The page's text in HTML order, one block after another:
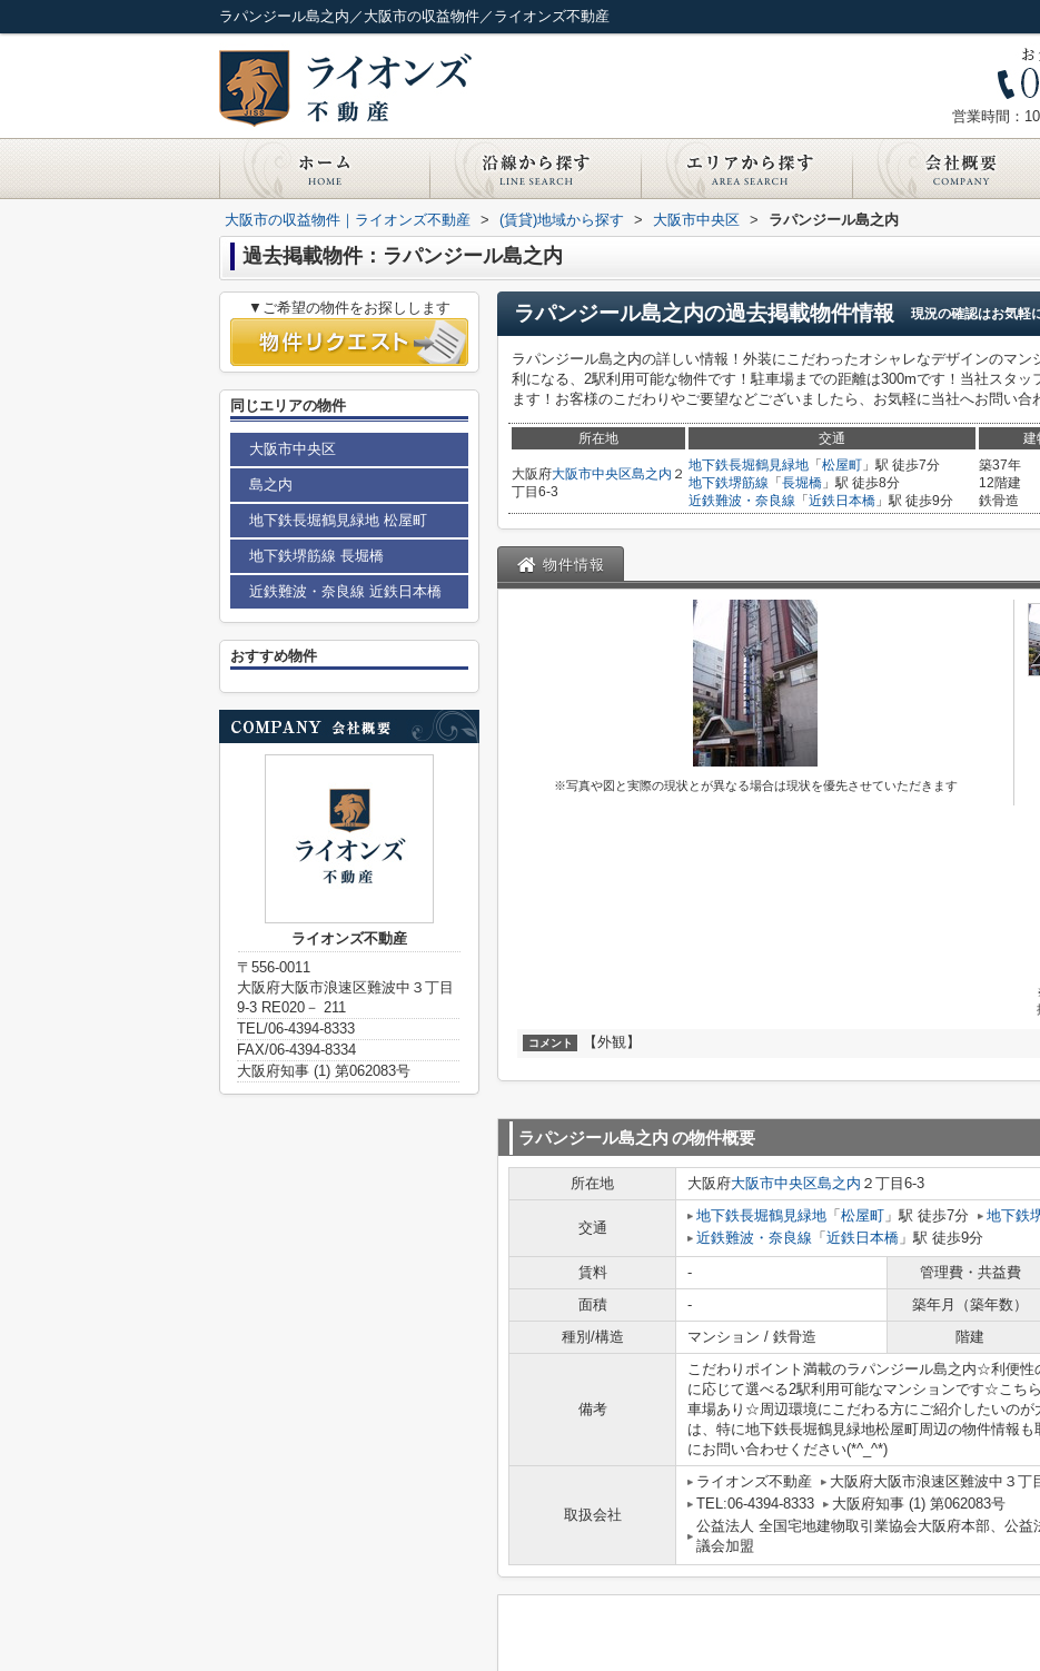
ラパンジール島之内／大阪市の収益物件／ライオンズ不動産
営業時間：
大阪市の収益物件｜ライオンズ不動産 > (賃貸)地域から探す > 大阪市中央区 > ラパンジール島之内
過去掲載物件：ラパンジール島之内
ラパンジール島之内の過去掲載物件情報 現況の確認はお気軽
ラパンジール島之内の詳しい情報！外装にこだわったオシャレなデザインのマン
利になる、2駅利用可能な物件です！駐車場までの距離は300mです！当社スタッ
ます！お客様のこだわりやご要望などございましたら、お気軽に当社へお問い合
所在地 交通 建
大阪府大阪市中央区島之内 ２
丁目6-3
地下鉄長堀鶴見緑地 「 松屋町 」駅 徒歩7分
地下鉄堺筋線 「 長堀橋 」駅 徒歩8分
近鉄難波・奈良線 「 近鉄日本橋 」駅 徒歩9分
築37年
12階建
鉄骨造
物件情報
※写真や図と実際の現状とが異なる場合は現状を優先させていただきます
コメント 【外観】
ラパンジール島之内 の物件概要
所在地 大阪府大阪市中央区島之内 ２丁目6-3
交通
地下鉄長堀鶴見緑地 「 松屋町 」駅 徒歩7分 地下鉄
近鉄難波・奈良線 「 近鉄日本橋 」駅 徒歩9分
賃料 - 管理費・共益費
面積
- 築年月（築年数）
種別/構造
マンション / 鉄骨造 階建
備考
こだわりポイント満載のラパンジール島之内☆利便
に応じて選べる2駅利用可能なマンションです☆こち
車場あり☆周辺環境にこだわる方にご紹介したいの
は、特に地下鉄長堀鶴見緑地松屋町周辺の物件情報
にお問い合わせください(*^_^*)
取扱会社
ライオンズ不動産
大阪府大阪市浪速区難波中３丁
TEL:06-4394-8333
大阪府知事 (1) 第062083号
公益法人 全国宅地建物取引業協会大阪府本部、公
議会加盟
▼ご希望の物件をお探しします
同じエリアの物件
大阪市中央区
島之内
地下鉄長堀鶴見緑地 松屋町
地下鉄堺筋線 長堀橋
近鉄難波・奈良線 近鉄日本橋
おすすめ物件
ライオンズ不動産
〒556-0011
大阪府大阪市浪速区難波中３丁目
9-3 RE020－ 211
TEL/06-4394-8333
FAX/06-4394-8334
大阪府知事 (1) 第062083号